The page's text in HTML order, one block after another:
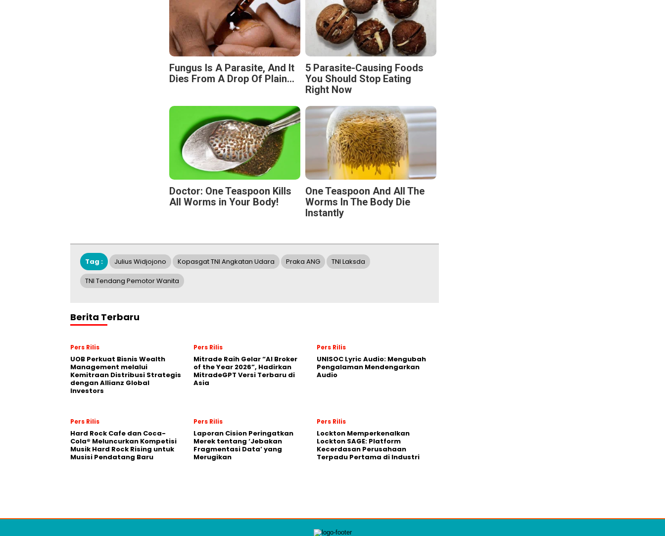
Fungus Is A Parasite, And It
Dies From A Drop Of Plain...
5 Parasite-Causing Foods
You Should Stop Eating
Right Now
Doctor: One Teaspoon Kills
All Worms in Your Body!
One Teaspoon And All The
Worms In The Body Die
Instantly
Tag : Julius Widjojono Kopasgat TNI Angkatan Udara Praka ANG TNI Laksda
TNI Tendang Pemotor Wanita
Berita Terbaru
Pers Rilis
UOB Perkuat Bisnis Wealth
Management melalui
Kemitraan Distribusi Strategis
dengan Allianz Global
Investors
Pers Rilis
Mitrade Raih Gelar “AI Broker
of the Year 2026”, Hadirkan
MitradeGPT Versi Terbaru di
Asia
Pers Rilis
UNISOC Lyric Audio: Mengubah
Pengalaman Mendengarkan
Audio
Pers Rilis
Hard Rock Cafe dan Coca-
Cola® Meluncurkan Kompetisi
Musik Hard Rock Rising untuk
Musisi Pendatang Baru
Pers Rilis
Laporan Cision Peringatkan
Merek tentang ‘Jebakan
Fragmentasi Data’ yang
Merugikan
Pers Rilis
Lockton Memperkenalkan
Lockton SAGE: Platform
Kecerdasan Perusahaan
Terpadu Pertama di Industri